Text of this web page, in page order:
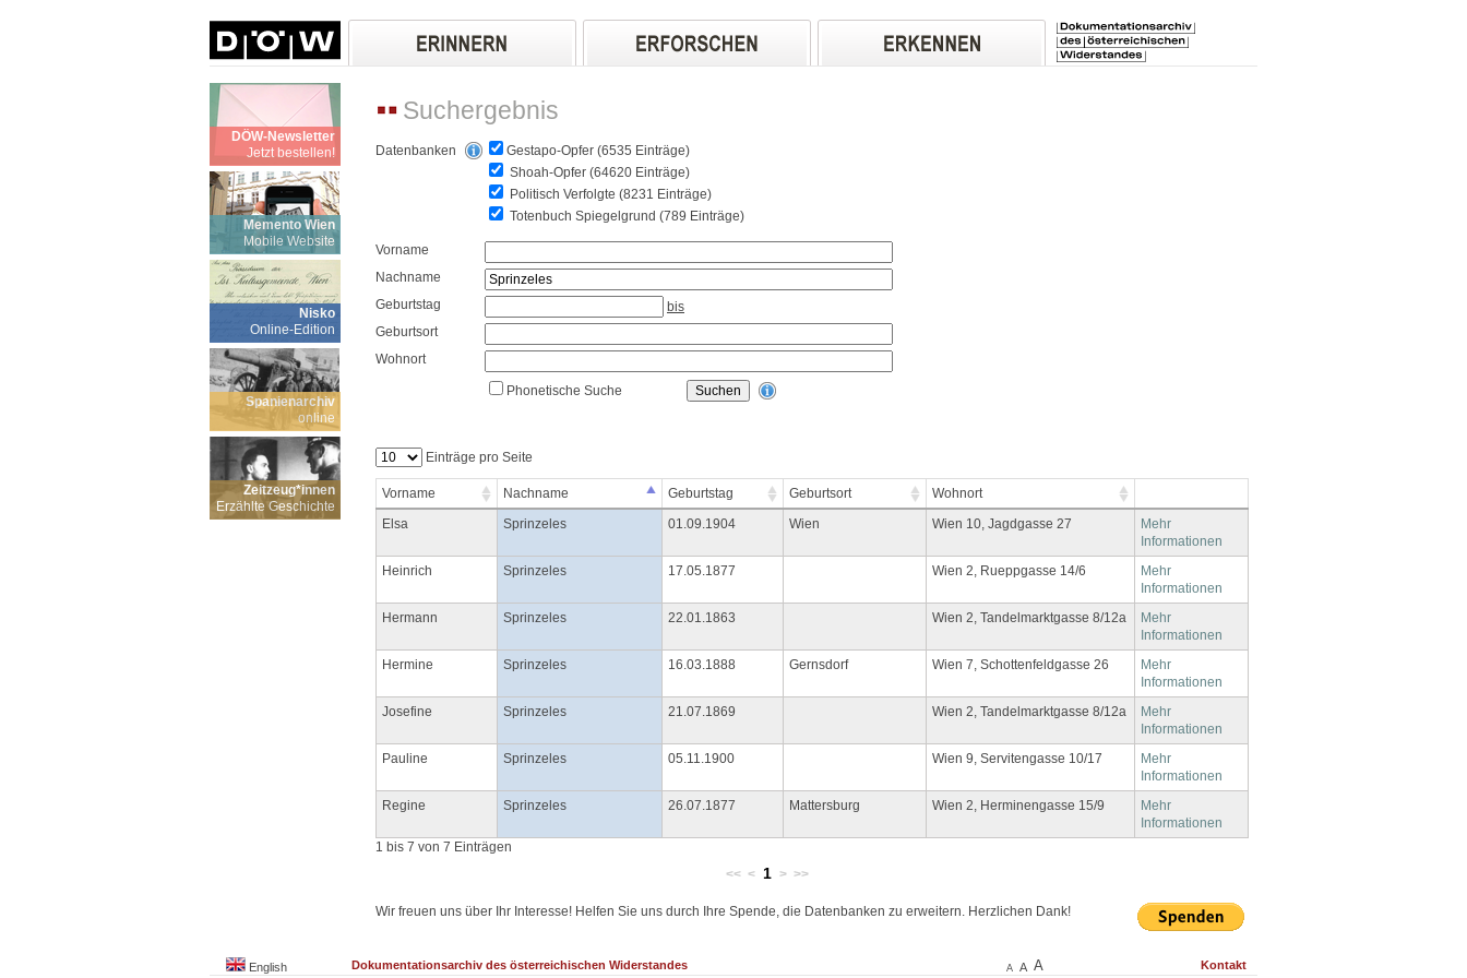
DÖW-Newsletter
Jetzt bestellen!
Memento Wien
Mobile Website
Nisko
Online-Edition
Spanienarchiv
online
Zeitzeug*innen
Erzählte Geschichte
Suchergebnis
Datenbanken
Gestapo-Opfer (6535 Einträge)
Shoah-Opfer (64620 Einträge)
Politisch Verfolgte (8231 Einträge)
Totenbuch Spiegelgrund (789 Einträge)
Vorname
Nachname
Geburtstag
bis
Geburtsort
Wohnort
Phonetische Suche
Einträge pro Seite
Vorname Nachname Geburtstag Geburtsort
Wohnort
Elsa
Sprinzeles 01.09.1904 Wien Wien 10, Jagdgasse 27
Mehr
Informationen
Heinrich
Sprinzeles 17.05.1877 Wien 2, Rueppgasse 14/6
Mehr
Informationen
Hermann
Sprinzeles 22.01.1863 Wien 2, Tandelmarktgasse 8/12a
Mehr
Informationen
Hermine
Sprinzeles 16.03.1888 Gernsdorf Wien 7, Schottenfeldgasse 26
Mehr
Informationen
Josefine
Sprinzeles 21.07.1869 Wien 2, Tandelmarktgasse 8/12a
Mehr
Informationen
Pauline
Sprinzeles 05.11.1900 Wien 9, Servitengasse 10/17
Mehr
Informationen
Regine
Sprinzeles 26.07.1877 Mattersburg Wien 2, Herminengasse 15/9
Mehr
Informationen
1 bis 7 von 7 Einträgen
<< < 1 > >>
Wir freuen uns über Ihr Interesse! Helfen Sie uns durch Ihre Spende, die Datenbanken zu erweitern. Herzlichen Dank!
English Dokumentationsarchiv des österreichischen Widerstandes A A A Kontakt